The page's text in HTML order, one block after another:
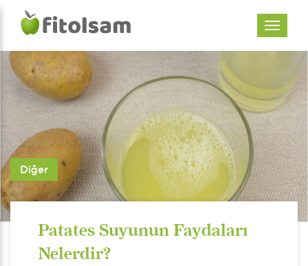
Diğer
Patates Suyunun Faydaları
Nelerdir?